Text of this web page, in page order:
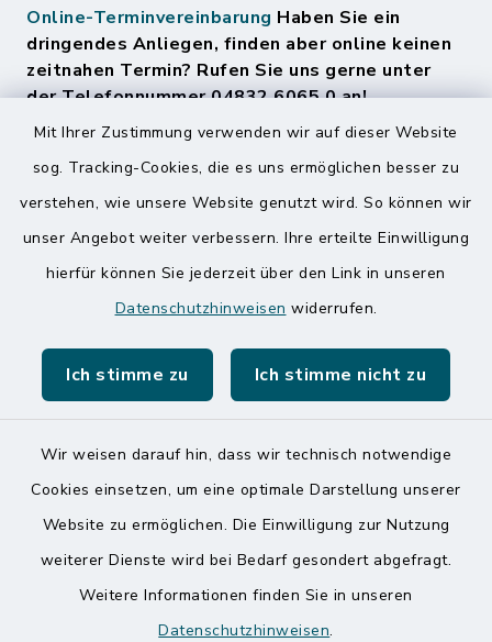
Mit Ihrer Zustimmung verwenden wir auf dieser Website
sog. Tracking-Cookies, die es uns ermöglichen besser zu
verstehen, wie unsere Website genutzt wird. So können wir
unser Angebot weiter verbessern. Ihre erteilte Einwilligung
hierfür können Sie jederzeit über den Link in unseren
Datenschutzhinweisen widerrufen.
Ich stimme zu Ich stimme nicht zu
Wir weisen darauf hin, dass wir technisch notwendige
Cookies einsetzen, um eine optimale Darstellung unserer
Website zu ermöglichen. Die Einwilligung zur Nutzung
weiterer Dienste wird bei Bedarf gesondert abgefragt.
Weitere Informationen finden Sie in unseren
Datenschutzhinweisen.
Online-Terminvereinbarung Haben Sie ein
dringendes Anliegen, finden aber online keinen
zeitnahen Termin? Rufen Sie uns gerne unter
der Telefonnummer 04832 6065 0 an!
Quicklinks
Amt Mitteldithmarschen
Speicherkoog Meldorfer Koog
Kontakt
Datenschutz